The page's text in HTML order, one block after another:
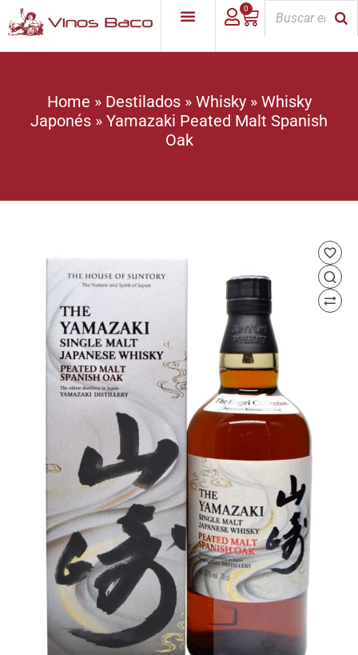
0
Home » Destilados» Whisky» Whisky
Japonés » Yamazaki Peated Malt Spanish
Oak